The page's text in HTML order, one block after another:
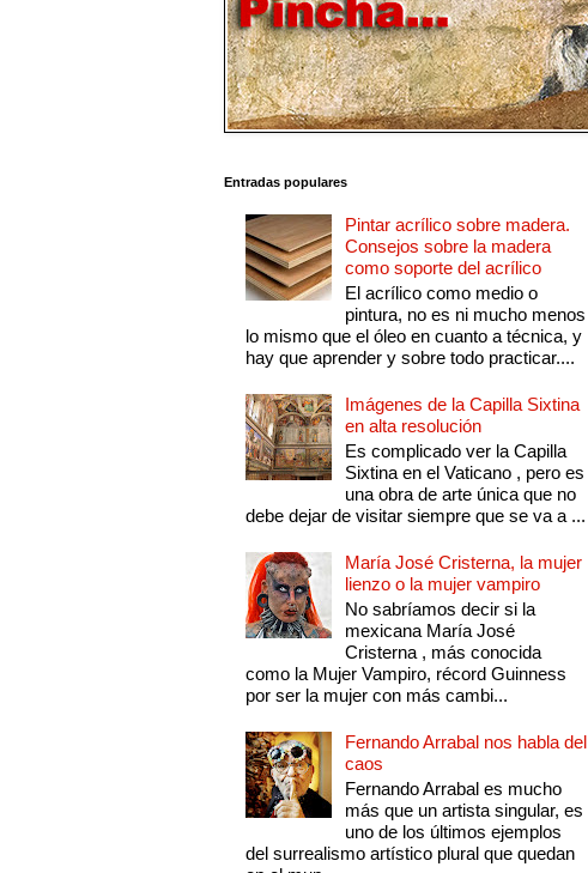
Entradas populares
Pintar acrílico sobre madera.
Consejos sobre la madera
como soporte del acrílico
El acrílico como medio o
pintura, no es ni mucho menos
lo mismo que el óleo en cuanto a técnica, y
hay que aprender y sobre todo practicar....
Imágenes de la Capilla Sixtina
en alta resolución
Es complicado ver la Capilla
Sixtina en el Vaticano , pero es
una obra de arte única que no
debe dejar de visitar siempre que se va a ...
María José Cristerna, la mujer
lienzo o la mujer vampiro
No sabríamos decir si la
mexicana María José
Cristerna , más conocida
como la Mujer Vampiro, récord Guinness
por ser la mujer con más cambi...
Fernando Arrabal nos habla del
caos
Fernando Arrabal es mucho
más que un artista singular, es
uno de los últimos ejemplos
del surrealismo artístico plural que quedan